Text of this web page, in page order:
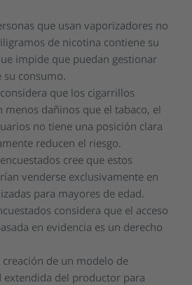
que usan vaporizadores no
de nicotina contiene su
impide que puedan gestionar
su consumo.
que los cigarrillos
menos dañinos que el tabaco, el
no tiene una posición clara
reducen el riesgo.
cree que estos
venderse exclusivamente en
para mayores de edad.
considera que el acceso
en evidencia es un derecho
creación de un modelo de
extendida del productor para